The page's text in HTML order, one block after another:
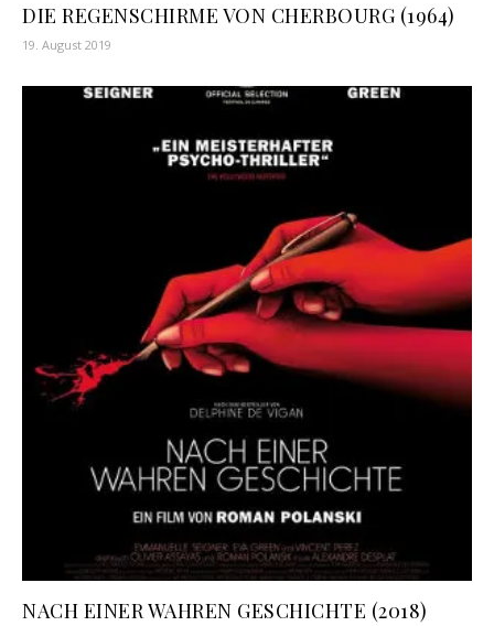
DIE REGENSCHIRME VON CHERBOURG (1964)
19. August 2019
NACH EINER WAHREN GESCHICHTE (2018)